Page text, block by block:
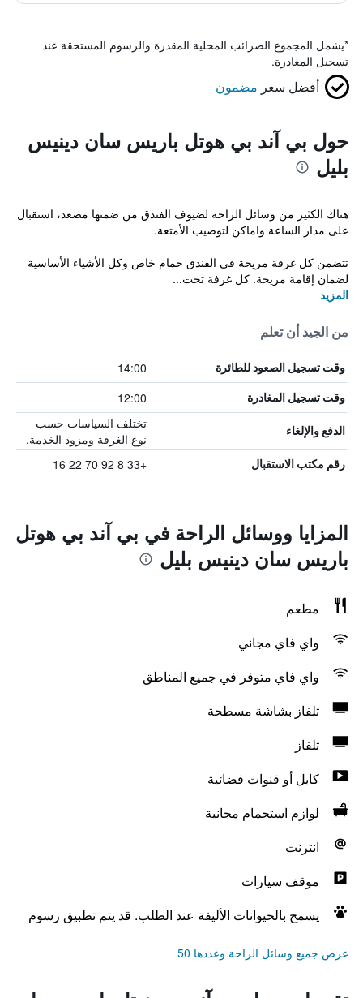
*يشمل المجموع الضرائب المحلية المقدرة والرسوم المستحقة عند
تسجيل المغادرة.
أفضل سعر مضمون
حول بي آند بي هوتل باريس سان دينيس
بليل
هناك الكثير من وسائل الراحة لضيوف الفندق من ضمنها مصعد، استقبال
على مدار الساعة واماكن لتوضيب الأمتعة.
تتضمن كل غرفة مريحة في الفندق حمام خاص وكل الأشياء الأساسية
لضمان إقامة مريحة. كل غرفة تحت...
المزيد
من الجيد أن تعلم
وقت تسجيل الصعود للطائرة 14:00
وقت تسجيل المغادرة 12:00
الدفع والإلغاء
تختلف السياسات حسب
نوع الغرفة ومزود الخدمة.
رقم مكتب الاستقبال +33 8 92 70 22 16
المزايا ووسائل الراحة في بي آند بي هوتل
باريس سان دينيس بليل
مطعم
واي فاي مجاني
واي فاي متوفر في جميع المناطق
تلفاز بشاشة مسطحة
تلفاز
كابل أو قنوات فضائية
لوازم استحمام مجانية
انترنت
موقف سيارات
يسمح بالحيوانات الأليفة عند الطلب. قد يتم تطبيق رسوم
عرض جميع وسائل الراحة وعددها 50